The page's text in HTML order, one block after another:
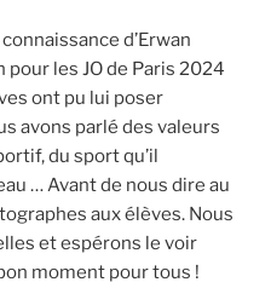
d’Erwan
les JO de Paris 2024
ont pu lui poser
avons parlé des valeurs
du sport qu’il
… Avant de nous dire au
aux élèves. Nous
et espérons le voir
moment pour tous !